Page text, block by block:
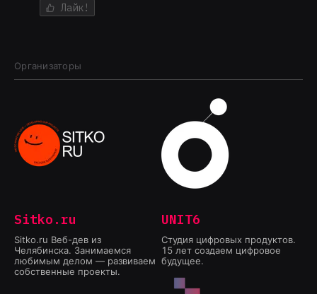
Лайк!
Организаторы
Sitko.ru
Sitko.ru Веб-дев из
Челябинска. Занимаемся
любимым делом — развиваем
собственные проекты.
UNIT6
Студия цифровых продуктов.
15 лет создаем цифровое
будущее.